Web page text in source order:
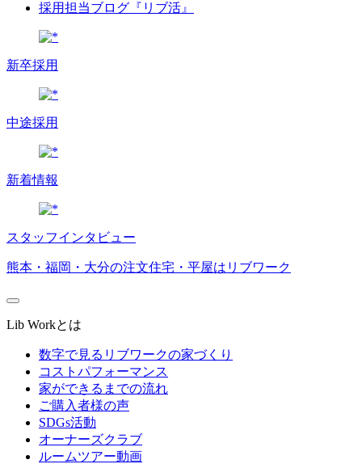
採用担当ブログ『リブ活』
新卒採用
中途採用
新着情報
スタッフインタビュー
熊本・福岡・大分の注文住宅・平屋はリブワーク
Lib Workとは
数字で見るリブワークの家づくり
コストパフォーマンス
家ができるまでの流れ
ご購入者様の声
SDGs活動
オーナーズクラブ
ルームツアー動画